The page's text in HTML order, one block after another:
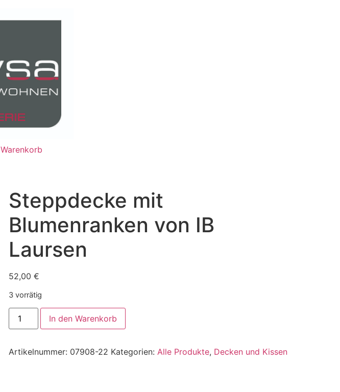
Warenkorb
Steppdecke mit
Blumenranken von IB
Laursen
52,00 €
3 vorrätig
In den Warenkorb
Artikelnummer: 07908-22 Kategorien: Alle Produkte, Decken und Kissen